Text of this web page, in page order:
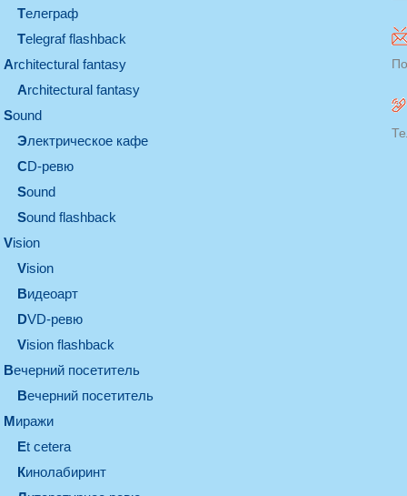
телеграф
Telegraf flashback
architectural fantasy
architectural fantasy
sound
электрическое кафе
CD-ревю
sound
Sound flashback
vision
vision
видеоарт
DVD-ревю
Vision flashback
вечерний посетитель
вечерний посетитель
миражи
et cetera
кинолабиринт